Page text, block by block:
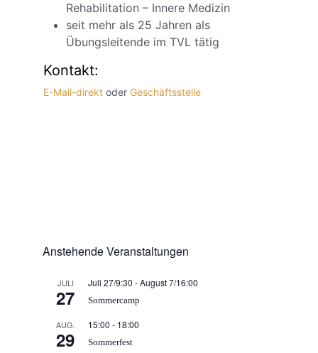
Rehabilitation – Innere Medizin
seit mehr als 25 Jahren als
Übungsleitende im TVL tätig
Kontakt:
E-Mail-direktoder Geschäftsstelle
Anstehende Veranstaltungen
JULI
27
Juli 27/9:30 -August 7/16:00
Sommercamp
AUG.
29
15:00 - 18:00
Sommerfest